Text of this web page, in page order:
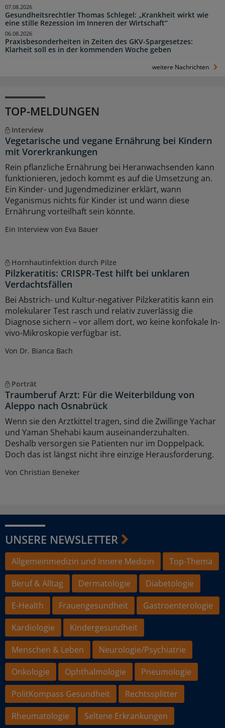
Gesundheitsrechtler Thomas Schlegel: „Krankheit wirkt wie
eine stille Rezession im Inneren der Wirtschaft“
07.08.2026
Praxisbesonderheiten in Zeiten des GKV-Spargesetzes:
Klarheit soll es in der kommenden Woche geben
06.08.2026
weitere Nachrichten
TOP-MELDUNGEN
Interview
Vegetarische und vegane Ernährung bei Kindern
mit Vorerkrankungen
Rein pflanzliche Ernährung bei Heranwachsenden kann
funktionieren, jedoch kommt es auf die Umsetzung an.
Ein Kinder- und Jugendmediziner erklärt, wann
Veganismus nichts für Kinder ist und wann diese
Ernährung vorteilhaft sein könnte.
Ein Interview von Eva Bauer
Hornhautinfektion durch Pilze
Pilzkeratitis: CRISPR-Test hilft bei unklaren
Verdachtsfällen
Bei Abstrich- und Kultur-negativer Pilzkeratitis kann ein
molekularer Test rasch und relativ zuverlässig die
Diagnose sichern – vor allem dort, wo keine konfokale In-
vivo-Mikroskopie verfügbar ist.
Von Dr. Bianca Bach
Porträt
Traumberuf Arzt: Für die Weiterbildung von
Aleppo nach Osnabrück
Wenn sie den Arztkittel tragen, sind die Zwillinge Yachar
und Yaman Shehabi kaum auseinanderzuhalten.
Deshalb versorgen sie Patienten nur im Doppelpack.
Doch das ist längst nicht ihre einzige Herausforderung.
Von Christian Beneker
UNSERE NEWSLETTER
Allgemeinmedizin und Innere Medizin
Top-Thema
Beruf & Alltag
Dermatologie
Diabetologie
E-Health
Frauengesundheit
Gastroenterologie
Kardiologie
Kindergesundheit
Menschen & Leben
Neurologie/Psychiatrie
Onkologie
Ophthalmologie
Pneumologie
PolitKompass Gesundheit
Rechtssplitter
Rheumatologie
Seltene Erkrankungen